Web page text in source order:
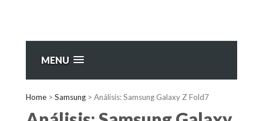
MENU
Home > Samsung > Análisis: Samsung Galaxy Z Fold7